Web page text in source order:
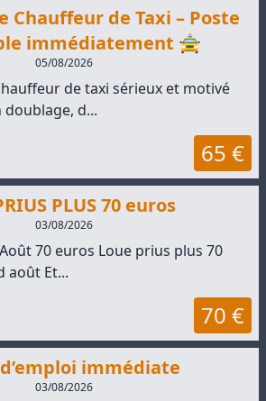
Chauffeur de Taxi – Poste
immédiatement 🚖
05/08/2026
de taxi sérieux et motivé
d...
65 €
PLUS 70 euros
03/08/2026
70 euros Loue prius plus 70
août Et...
70 €
immédiate
03/08/2026